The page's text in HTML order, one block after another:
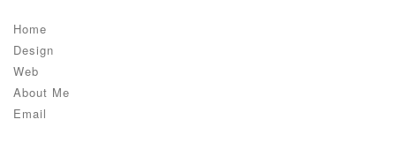
Home
Design
Web
About Me
Email